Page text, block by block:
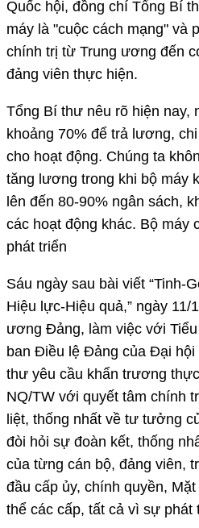
Quốc hội, đồng chí Tổng Bí
máy là "cuộc cách mạng" và
chính trị từ Trung ương đến
đảng viên thực hiện.
Tổng Bí thư nêu rõ hiện nay,
khoảng 70% để trả lương,
cho hoạt động. Chúng ta
tăng lương trong khi bộ máy
lên đến 80-90% ngân sách,
các hoạt động khác. Bộ máy
phát triển
Sáu ngày sau bài viết “Tinh-
Hiệu lực-Hiệu quả,” ngày 11/
ương Đảng, làm việc với
ban Điều lệ Đảng của Đại
thư yêu cầu khẩn trương
NQ/TW với quyết tâm chính
liệt, thống nhất về tư tưởng
đòi hỏi sự đoàn kết, thống
của từng cán bộ, đảng viên,
đầu cấp ủy, chính quyền,
thể các cấp, tất cả vì sự phát